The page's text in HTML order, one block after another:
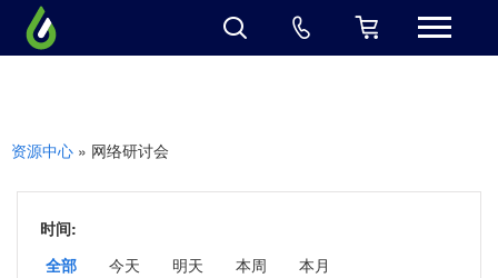
资源中心 » 网络研讨会
时间:
全部 今天 明天 本周 本月